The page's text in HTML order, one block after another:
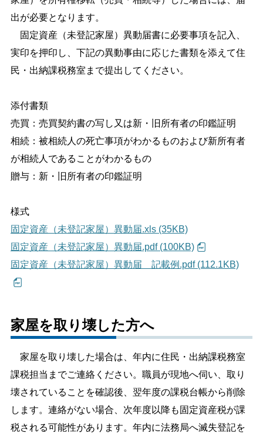
出が必要となります。
固定資産（未登記家屋）異動届書に必要事項を記入、
実印を押印し、下記の異動事由に応じた書類を添えて住
民・出納課税務室まで提出してください。
添付書類
売買：売買契約書の写し又は新・旧所有者の印鑑証明
相続：被相続人の死亡事項がわかるものおよび新所有者
が相続人であることがわかるもの
贈与：新・旧所有者の印鑑証明
様式
固定資産（未登記家屋）異動届.xls (35KB)
固定資産（未登記家屋）異動届.pdf (100KB)
固定資産（未登記家屋）異動届 記載例.pdf (112.1KB)
家屋を取り壊した方へ
家屋を取り壊した場合は、年内に住民・出納課税務室
課税担当までご連絡ください。職員が現地へ伺い、取り
壊されていることを確認後、翌年度の課税台帳から削除
します。連絡がない場合、次年度以降も固定資産税が課
税される可能性があります。年内に法務局へ滅失登記を